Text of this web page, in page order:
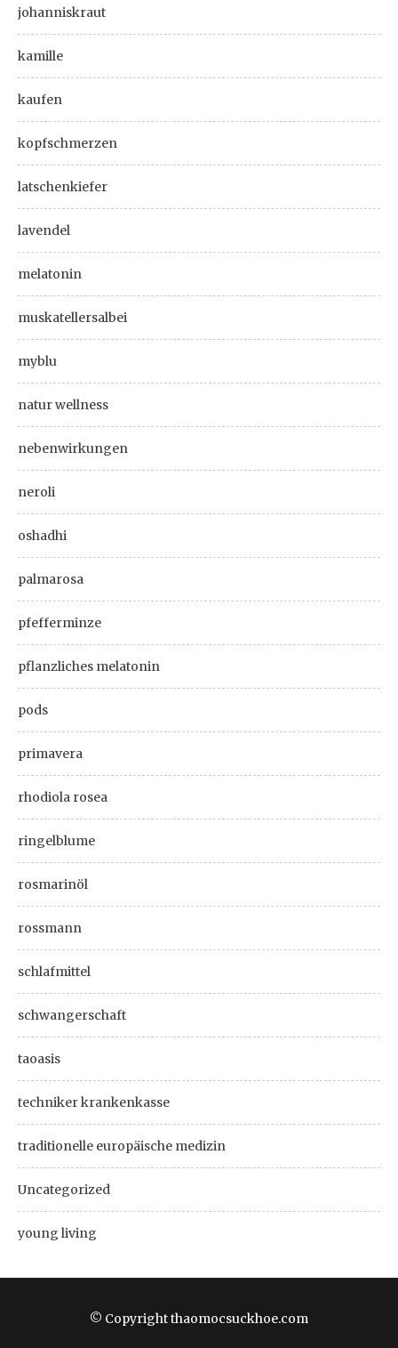
johanniskraut
kamille
kaufen
kopfschmerzen
latschenkiefer
lavendel
melatonin
muskatellersalbei
myblu
natur wellness
nebenwirkungen
neroli
oshadhi
palmarosa
pfefferminze
pflanzliches melatonin
pods
primavera
rhodiola rosea
ringelblume
rosmarinöl
rossmann
schlafmittel
schwangerschaft
taoasis
techniker krankenkasse
traditionelle europäische medizin
Uncategorized
young living
© Copyright thaomocsuckhoe.com